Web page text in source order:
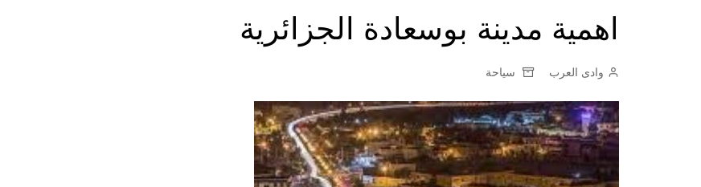
اهمية مدينة بوسعادة الجزائرية
وادى العرب سياحة